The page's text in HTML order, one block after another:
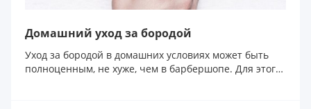
Домашний уход за бородой
Уход за бородой в домашних условиях может быть
полноценным, не хуже, чем в барбершопе. Для этого